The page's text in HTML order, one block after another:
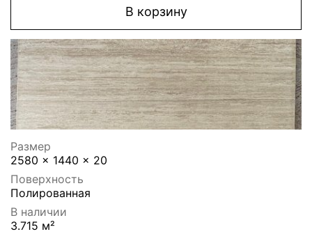
В корзину
Размер
2580 x 1440 x 20
Поверхность
Полированная
В наличии
3.715 м²